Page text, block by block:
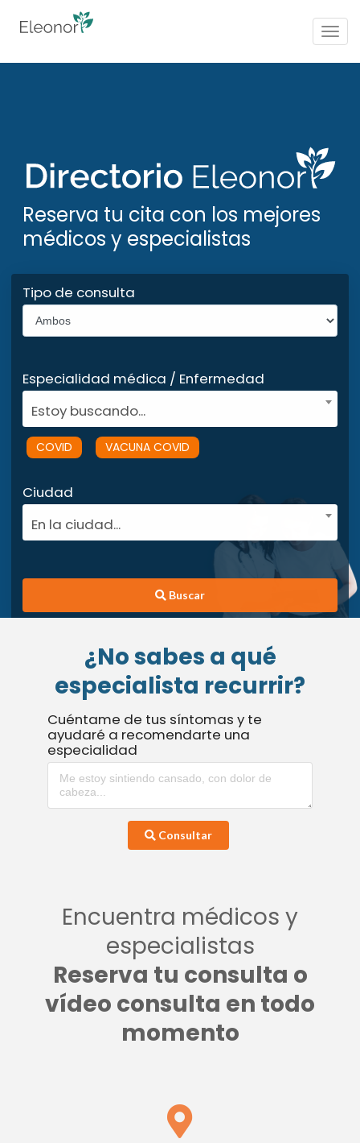
Reserva tu cita con los mejores
médicos y especialistas
Tipo de consulta
Especialidad médica / Enfermedad
Estoy buscando...
COVID VACUNA COVID
Ciudad
En la ciudad...
Buscar
¿No sabes a qué
especialista recurrir?
Cuéntame de tus síntomas y te
ayudaré a recomendarte una
especialidad
Consultar
Encuentra médicos y
especialistas
Reserva tu consulta o
vídeo consulta en todo
momento